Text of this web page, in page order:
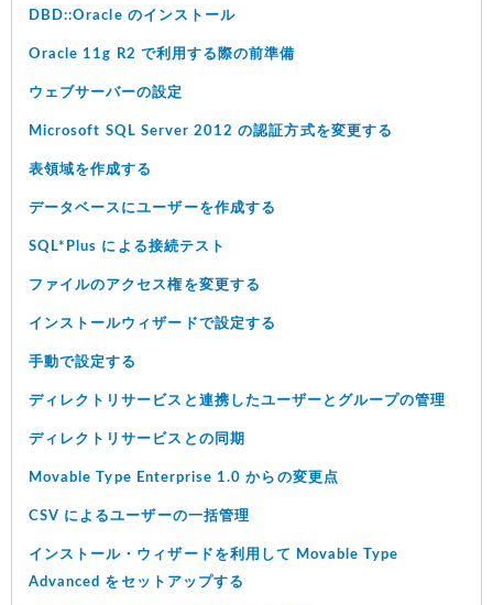
DBD::Oracle のインストール
Oracle 11g R2 で利用する際の前準備
ウェブサーバーの設定
Microsoft SQL Server 2012 の認証方式を変更する
表領域を作成する
データベースにユーザーを作成する
SQL*Plus による接続テスト
ファイルのアクセス権を変更する
インストールウィザードで設定する
手動で設定する
ディレクトリサービスと連携したユーザーとグループの管理
ディレクトリサービスとの同期
Movable Type Enterprise 1.0 からの変更点
CSV によるユーザーの一括管理
インストール・ウィザードを利用して Movable Type
Advanced をセットアップする